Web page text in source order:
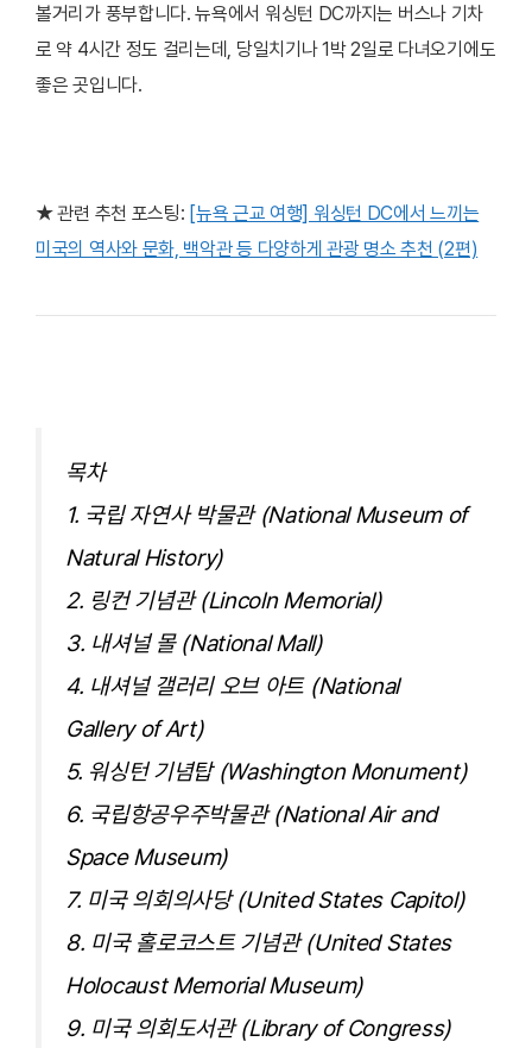
볼거리가 풍부합니다. 뉴욕에서 워싱턴 DC까지는 버스나 기차
로 약 4시간 정도 걸리는데, 당일치기나 1박 2일로 다녀오기에도
좋은 곳입니다.
★ 관련 추천 포스팅: [뉴욕 근교 여행] 워싱턴 DC에서 느끼는
미국의 역사와 문화, 백악관 등 다양하게 관광 명소 추천 (2편)
목차
1. 국립 자연사 박물관 (National Museum of
Natural History)
2. 링컨 기념관 (Lincoln Memorial)
3. 내셔널 몰 (National Mall)
4. 내셔널 갤러리 오브 아트 (National
Gallery of Art)
5. 워싱턴 기념탑 (Washington Monument)
6. 국립항공우주박물관 (National Air and
Space Museum)
7. 미국 의회의사당 (United States Capitol)
8. 미국 홀로코스트 기념관 (United States
Holocaust Memorial Museum)
9. 미국 의회도서관 (Library of Congress)